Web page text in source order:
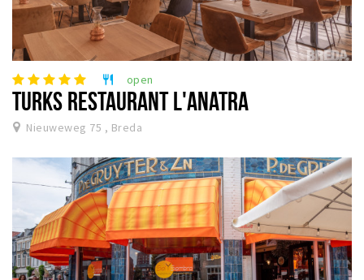
restaurant open
TURKS RESTAURANT L'ANATRA
Nieuweweg 75 , Breda